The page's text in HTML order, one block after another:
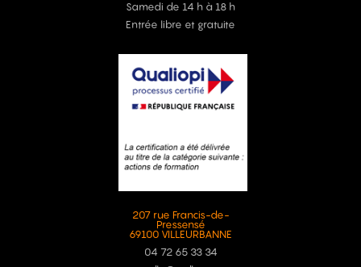
Samedi de 14 h à 18 h
Entrée libre et gratuite
207 rue Francis-de-
Pressensé
69100 VILLEURBANNE
04 72 65 33 34